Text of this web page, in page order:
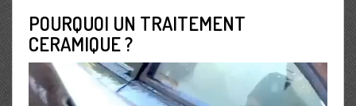
POURQUOI UN TRAITEMENT
CERAMIQUE ?
Lecteur
vidéo